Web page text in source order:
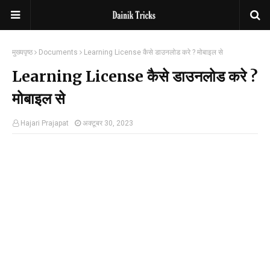
मुख्यपृष्ठ Documents Learning License कैसे डाउनलोड करे ? मोबाइल से
Learning License कैसे डाउनलोड करे ?
मोबाइल से
Hajari Prajapat अक्टूबर 30, 2023